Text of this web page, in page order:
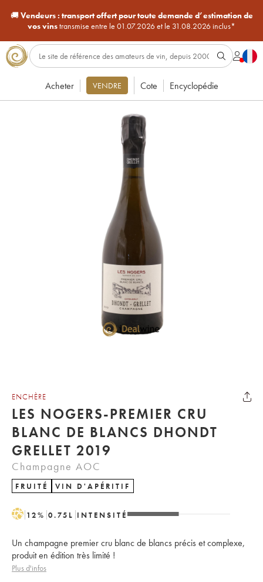
🚚Vendeurs : transport offert pour toute demande d’estimation de
vos vinstransmise entre le 01.07.2026 et le 31.08.2026 inclus*
Acheter VENDRE Cote Encyclopédie
ENCHÈRE
LES NOGERS-PREMIER CRU
BLANC DE BLANCS DHONDT
GRELLET 2019
Champagne AOC
FRUITÉ VIN D'APÉRITIF
H 12% 0.75 L INTENSITÉ
Un champagne premier cru blanc de blancs précis et complexe,
produit en édition très limité !
Plus d'infos